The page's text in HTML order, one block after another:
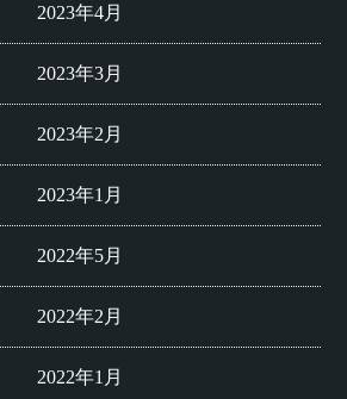
2023年4月
2023年3月
2023年2月
2023年1月
2022年5月
2022年2月
2022年1月